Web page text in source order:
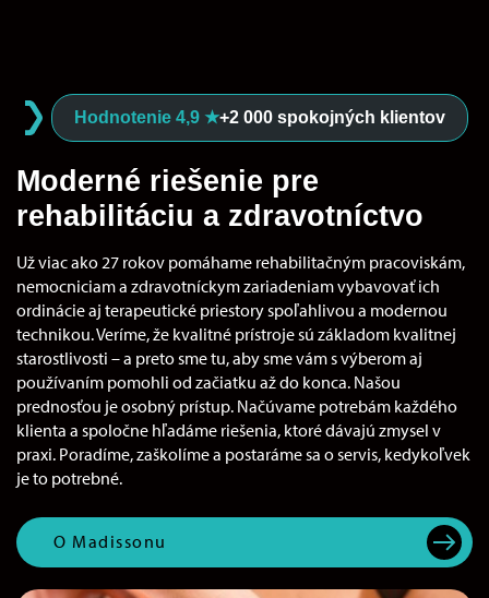
Hodnotenie 4,9 ★+2 000 spokojných klientov
Moderné riešenie pre
rehabilitáciu a zdravotníctvo
Už viac ako 27 rokov pomáhame rehabilitačným pracoviskám,
nemocniciam a zdravotníckym zariadeniam vybavovať ich
ordinácie aj terapeutické priestory spoľahlivou a modernou
technikou. Veríme, že kvalitné prístroje sú základom kvalitnej
starostlivosti – a preto sme tu, aby sme vám s výberom aj
používaním pomohli od začiatku až do konca. Našou
prednosťou je osobný prístup. Načúvame potrebám každého
klienta a spoločne hľadáme riešenia, ktoré dávajú zmysel v
praxi. Poradíme, zaškolíme a postaráme sa o servis, kedykoľvek
je to potrebné.
O Madissonu